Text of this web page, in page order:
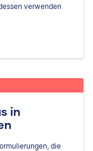
verwenden
in
die